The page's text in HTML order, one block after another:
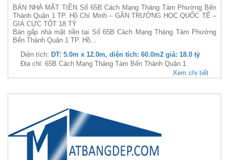
BÁN NHÀ MẶT TIỀN Số 65B Cách Mạng Tháng Tám Phường Bến
Thành Quận 1 TP. Hồ Chí Minh – GẦN TRƯỜNG HỌC QUỐC TẾ –
GIÁ CỰC TỐT 18 TỶ
Bán gấp nhà mặt tiền tại Số 65B Cách Mạng Tháng Tám Phường
Bến Thành Quận 1 TP. Hồ...
Diện tích: DT: 5.0m x 12.0m, diện tích: 60.0m2 giá: 18.0 tỷ
Địa chỉ: 65B Cách Mạng Tháng Tám Bến Thành Quận 1
Xem chi tiết